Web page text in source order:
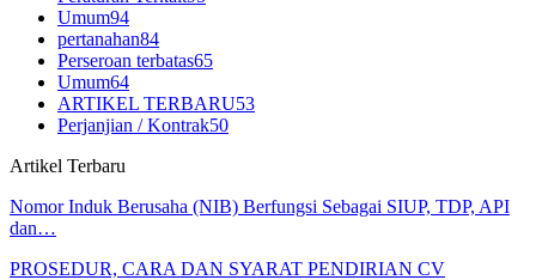
Umum94
pertanahan84
Perseroan terbatas65
Umum64
ARTIKEL TERBARU53
Perjanjian / Kontrak50
Artikel Terbaru
Nomor Induk Berusaha (NIB) Berfungsi Sebagai SIUP, TDP, API
dan…
PROSEDUR, CARA DAN SYARAT PENDIRIAN CV